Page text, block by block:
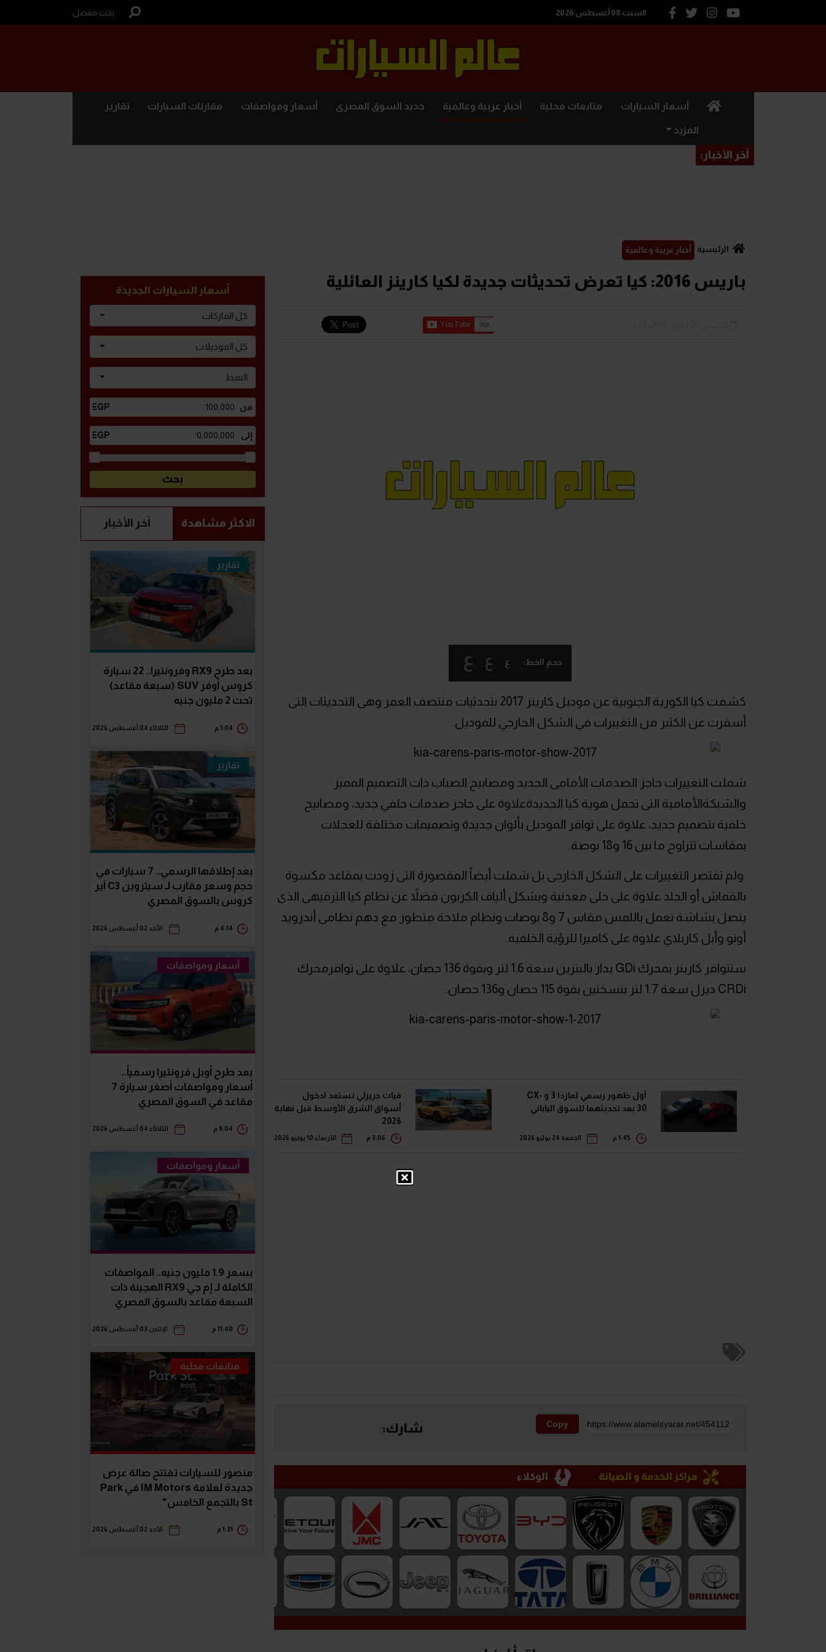
السبت 08 أغسطس 2026 بحث مفصل
(current) أسعار السيارات متابعات محلية أخبار عربية وعالمية جديد السوق المصرى أسعار ومواصفات مقارنات السيارات تقارير
المزيد
آخر الأخبار:
الرئيسية أخبار عربية وعالمية
باريس 2016: كيا تعرض تحديثات جديدة لكيا كارينز العائلية
حجم الخط: ع ع ع
كشفت كيا الكورية الجنوبية عن موديل كارينز 2017 بتحدثيات منتصف العمر وهى التحديثات التى
أسفرت عن الكثير من التغييرات في الشكل الخارجي للموديل.
شملت التغييرات حاجز الصدمات الأمامى الجديد ومصابيح الضباب ذات التصميم المميز
والشبكةالأمامية التى تحمل هوية كيا الجديدةعلاوة على حاجز صدمات خلفي جديد، ومصابيح
خلفية بتصميم جديد، علاوة على توافر الموديل بألوان جديدة وتصميمات مختلفة للعجلات
بمقاسات تتراوح ما بين 16 و18 بوصة.
ولم تقتصر التغييرات على الشكل الخارجى بل شملت أيضاً المقصورة التى زودت بمقاعد مكسوة
بالقماش أو الجلد علاوة على حلى معدنية وبشكل ألياف الكربون فضلاً عن نظام كيا الترفيهى الذى
يتصل بشاشة تعمل باللمس مقاس 7 و8 بوصات ونظام ملاحة متطور مع دهم نظامى أندرويد
أوتو وأبل كاربلاي علاوة على كاميرا للرؤية الخلفية.
ستتوافر كارينز بمحرك GDi يدار بالبنزين سعة 1.6 لتر وبقوة 136 حصان، علاوة على توافرمحرك
CRDi ديزل سعة 1.7 لتر بنسختين بقوة 115 حصان و136 حصان.
أول ظهور رسمي لمازدا 3 و CX-
30 بعد تحديثهما للسوق الياباني
الجمعة 24 يوليو 2026
فيات جريزلي تستعد لدخول
أسواق الشرق الأوسط قبل نهاية
2026
الأربعاء 10 يونيو 2026
Copy شارك:
مراكز الخدمة و الصيانة الوكلاء
أسعار السيارات الجديدة
كل الماركات
كل الموديلات
النمط
الاكثر مشاهدة آخر الأخبار
تقارير
بعد طرح RX9 وفرونتيرا.. 22 سيارة
كروس أوفر SUV (سبعة مقاعد)
تحت 2 مليون جنيه
1:04 م الثلاثاء 04 أغسطس 2026
تقارير
بعد إطلاقها الرسمي.. 7 سيارات في
حجم وسعر مقارب لـ سيتروين C3 آير
كروس بالسوق المصري
4:14 م الأحد 02 أغسطس 2026
أسعار ومواصفات
بعد طرح أوبل فرونتيرا رسمياً..
أسعار ومواصفات أصغر سيارة 7
مقاعد في السوق المصري
9:04 م الثلاثاء 04 أغسطس 2026
أسعار ومواصفات
بسعر 1.9 مليون جنيه.. المواصفات
الكاملة لـ إم جي RX9 الهجينة ذات
السبعة مقاعد بالسوق المصري
11:40 م الإثنين 03 أغسطس 2026
متابعات محلية
منصور للسيارات تفتتح صالة عرض
جديدة لعلامة IM Motors في Park
St بالتجمع الخامس"
1:31 م الأحد 02 أغسطس 2026